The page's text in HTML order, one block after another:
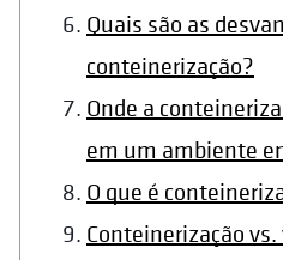
Quais são as
conteinerização?
Onde a
em um ambiente
O que é
Conteinerização